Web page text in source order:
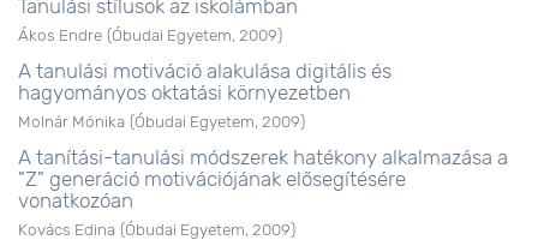
Tanulási stílusok az iskolámban
Ákos Endre (Óbudai Egyetem 2009)
A tanulási motiváció alakulása digitális és
hagyományos oktatási környezetben
Molnár Mónika (Óbudai Egyetem 2009)
A tanítási-tanulási módszerek hatékony alkalmazása a
"Z" generáció motivációjának elősegítésére
vonatkozóan
Kovács Edina (Óbudai Egyetem 2009)